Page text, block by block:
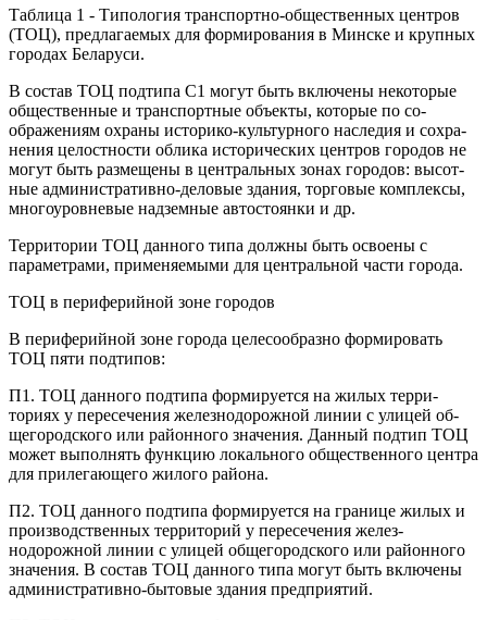
Таблица 1 - Типология транспортно-общественных центров
(ТОЦ), предлагаемых для формирования в Минске и крупных
городах Беларуси.
В состав ТОЦ подтипа С1 могут быть включены некото­рые
общественные и транспортные объекты, которые по со­
ображениям охраны историко-культурного наследия и сохра­
нения целостности облика исторических центров городов не
могут быть размещены в центральных зонах городов: высот­
ные административно-деловые здания, торговые комплексы,
многоуровневые надземные автостоянки и др.
Территории ТОЦ данного типа должны быть освоены с
параметрами, применяемыми для центральной части города.
ТОЦ в периферийной зоне городов
В периферийной зоне города целесообразно формировать
ТОЦ пяти подтипов:
П1. ТОЦ данного подтипа формируется на жилых терри­
ториях у пересечения железнодорожной линии с улицей об­
щегородского или районного значения. Данный подтип ТОЦ
может выполнять функцию локального общественного цен­тра
для прилегающего жилого района.
П2. ТОЦ данного подтипа формируется на границе жи­лых и
производственных территорий у пересечения желез­
нодорожной линии с улицей общегородского или районного
значения. В состав ТОЦ данного типа могут быть включены
административно-бытовые здания предприятий.